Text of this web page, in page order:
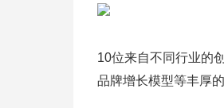
10位来自不同行业的
品牌增长模型等丰厚的